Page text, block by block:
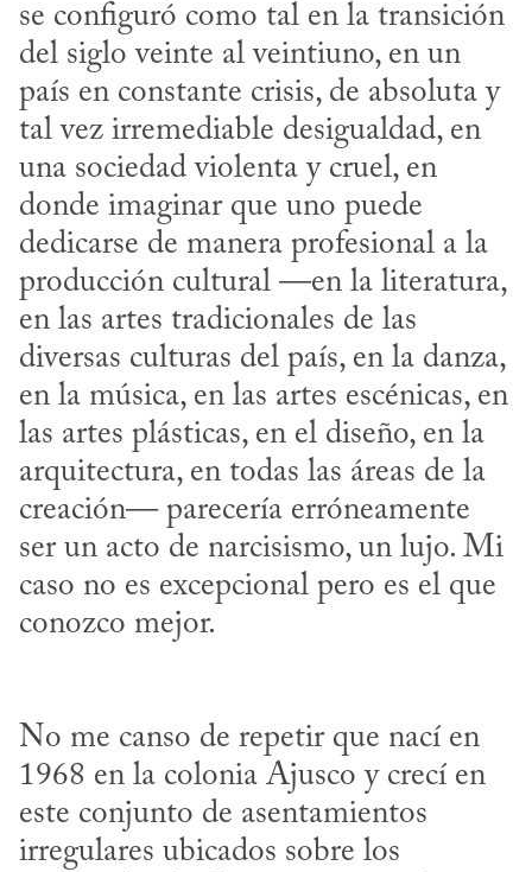
se configuró como tal en la transición
del siglo veinte al veintiuno, en un
país en constante crisis, de absoluta y
tal vez irremediable desigualdad, en
una sociedad violenta y cruel, en
donde imaginar que uno puede
dedicarse de manera profesional a la
producción cultural —en la literatura,
en las artes tradicionales de las
diversas culturas del país, en la danza,
en la música, en las artes escénicas, en
las artes plásticas, en el diseño, en la
arquitectura, en todas las áreas de la
creación— parecería erróneamente
ser un acto de narcisismo, un lujo. Mi
caso no es excepcional pero es el que
No me canso de repetir que nací en
1968 en la colonia Ajusco y crecí en
este conjunto de asentamientos
irregulares ubicados sobre los